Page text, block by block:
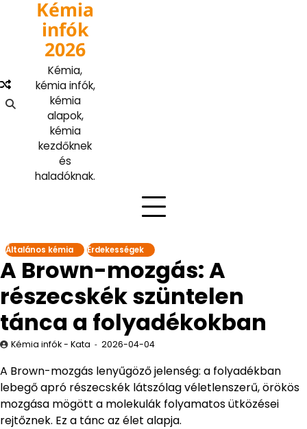
Kémia
infók
2026
Kémia,
kémia infók,
kémia
alapok,
kémia
kezdőknek
és
haladóknak.
Általános kémia Érdekességek
A Brown-mozgás: A
részecskék szüntelen
tánca a folyadékokban
Kémia infók - Kata 2026-04-04
A Brown-mozgás lenyűgöző jelenség: a folyadékban
lebegő apró részecskék látszólag véletlenszerű, örökös
mozgása mögött a molekulák folyamatos ütközései
rejtőznek. Ez a tánc az élet alapja.